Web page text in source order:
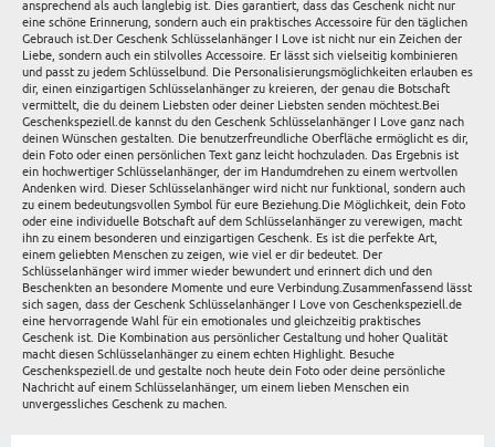
ansprechend als auch langlebig ist. Dies garantiert, dass das Geschenk nicht nur
eine schöne Erinnerung, sondern auch ein praktisches Accessoire für den täglichen
Gebrauch ist.Der Geschenk Schlüsselanhänger I Love ist nicht nur ein Zeichen der
Liebe, sondern auch ein stilvolles Accessoire. Er lässt sich vielseitig kombinieren
und passt zu jedem Schlüsselbund. Die Personalisierungsmöglichkeiten erlauben es
dir, einen einzigartigen Schlüsselanhänger zu kreieren, der genau die Botschaft
vermittelt, die du deinem Liebsten oder deiner Liebsten senden möchtest.Bei
Geschenkspeziell.de kannst du den Geschenk Schlüsselanhänger I Love ganz nach
deinen Wünschen gestalten. Die benutzerfreundliche Oberfläche ermöglicht es dir,
dein Foto oder einen persönlichen Text ganz leicht hochzuladen. Das Ergebnis ist
ein hochwertiger Schlüsselanhänger, der im Handumdrehen zu einem wertvollen
Andenken wird. Dieser Schlüsselanhänger wird nicht nur funktional, sondern auch
zu einem bedeutungsvollen Symbol für eure Beziehung.Die Möglichkeit, dein Foto
oder eine individuelle Botschaft auf dem Schlüsselanhänger zu verewigen, macht
ihn zu einem besonderen und einzigartigen Geschenk. Es ist die perfekte Art,
einem geliebten Menschen zu zeigen, wie viel er dir bedeutet. Der
Schlüsselanhänger wird immer wieder bewundert und erinnert dich und den
Beschenkten an besondere Momente und eure Verbindung.Zusammenfassend lässt
sich sagen, dass der Geschenk Schlüsselanhänger I Love von Geschenkspeziell.de
eine hervorragende Wahl für ein emotionales und gleichzeitig praktisches
Geschenk ist. Die Kombination aus persönlicher Gestaltung und hoher Qualität
macht diesen Schlüsselanhänger zu einem echten Highlight. Besuche
Geschenkspeziell.de und gestalte noch heute dein Foto oder deine persönliche
Nachricht auf einem Schlüsselanhänger, um einem lieben Menschen ein
unvergessliches Geschenk zu machen.